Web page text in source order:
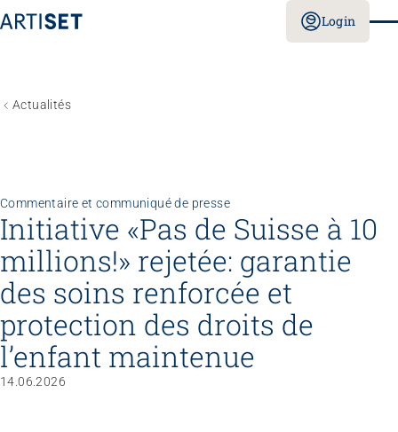
Login
Actualités
Commentaire et communiqué de presse
Initiative «Pas de Suisse à 10
millions!» rejetée: garantie
des soins renforcée et
protection des droits de
l’enfant maintenue
14.06.2026